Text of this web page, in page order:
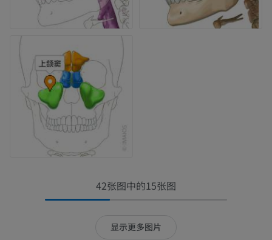
42张图中的15张图
显示更多图片